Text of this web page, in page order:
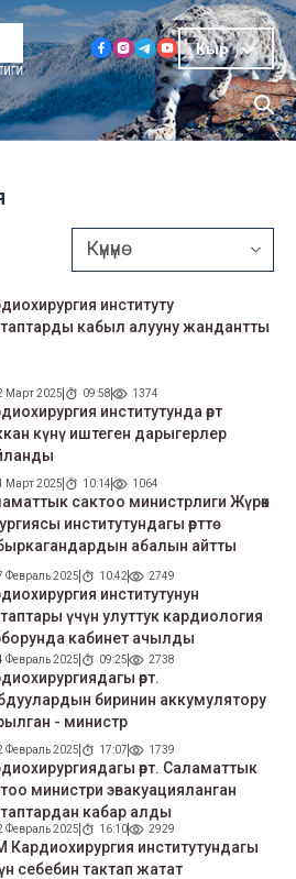
Кыр
институту
кабыл алууну жандантты
Март 2025 09:58 1374
институтунда өрт
күнү иштеген дарыгерлер
Март 2025 10:14 1064
сактоо министрлиги Жүрөк
институтундагы өрттө
абалын айтты
Февраль 2025 10:42 2749
институтунун
үчүн улуттук кардиология
кабинет ачылды
Февраль 2025 09:25 2738
өрт.
биринин аккумулятору
- министр
Февраль 2025 17:07 1739
өрт. Саламаттык
министри эвакуацияланган
кабар алды
Февраль 2025 16:10 2929
Кардиохирургия институтундагы
себебин тактап жатат